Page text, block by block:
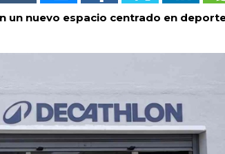
un nuevo espacio centrado en